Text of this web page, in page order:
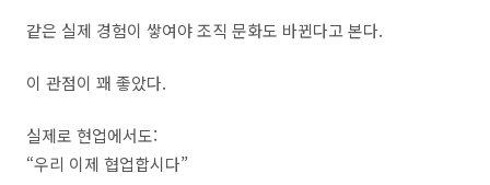
같은 실제 경험이 쌓여야 조직 문화도 바뀐다고 본다.
이 관점이 꽤 좋았다.
실제로 현업에서도:
“우리 이제 협업합시다”